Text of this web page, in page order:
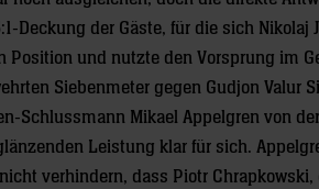
Deckung der Gäste, für die sich Nikolaj
und nutzte den Vorsprung im
Siebenmeter gegen Gudjon Valur
Schlussmann Mikael Appelgren von
Leistung klar für sich.
verhindern, dass Piotr